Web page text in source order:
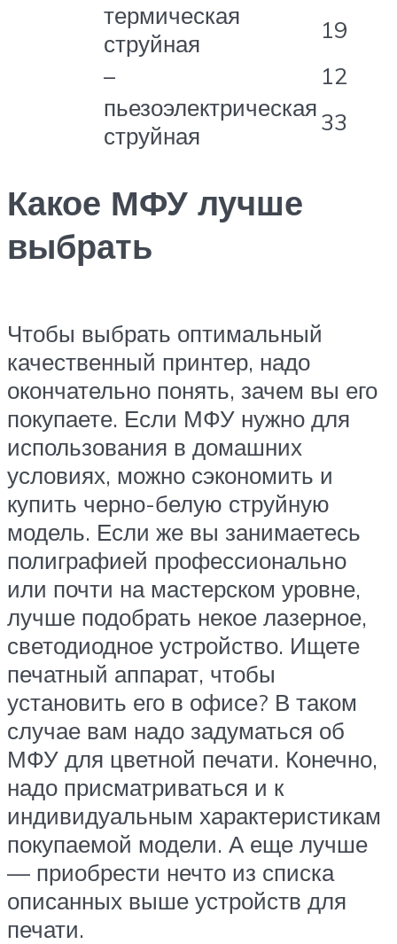
термическая
струйная
19
–
12
пьезоэлектрическая
струйная
33
Какое МФУ лучше
выбрать
Чтобы выбрать оптимальный
качественный принтер, надо
окончательно понять, зачем вы его
покупаете. Если МФУ нужно для
использования в домашних
условиях, можно сэкономить и
купить черно-белую струйную
модель. Если же вы занимаетесь
полиграфией профессионально
или почти на мастерском уровне,
лучше подобрать некое лазерное,
светодиодное устройство. Ищете
печатный аппарат, чтобы
установить его в офисе? В таком
случае вам надо задуматься об
МФУ для цветной печати. Конечно,
надо присматриваться и к
индивидуальным характеристикам
покупаемой модели. А еще лучше
— приобрести нечто из списка
описанных выше устройств для
печати.